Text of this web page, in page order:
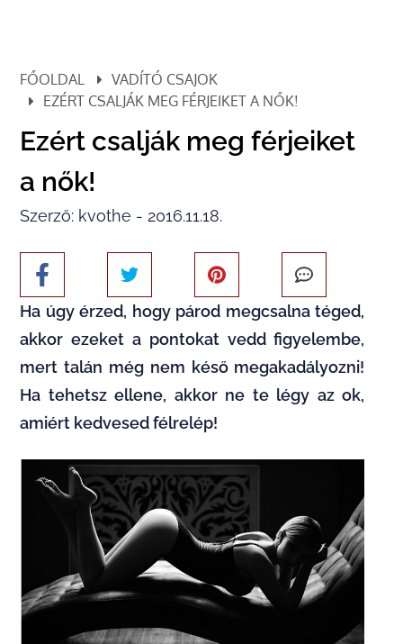
FŐOLDAL
VADÍTÓ CSAJOK
EZÉRT CSALJÁK MEG FÉRJEIKET A NŐK!
Ezért csalják meg férjeiket
a nők!
Szerző: kvothe - 2016.11.18.
Ha úgy érzed, hogy párod megcsalna téged,
akkor ezeket a pontokat vedd figyelembe,
mert talán még nem késő megakadályozni!
Ha tehetsz ellene, akkor ne te légy az ok,
amiért kedvesed félrelép!